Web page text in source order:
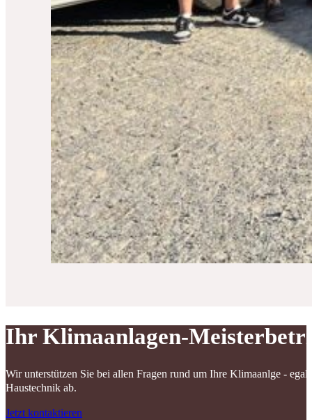
Ihr Klimaanlagen-
Wir unterstützen Sie bei allen Fragen rund um Ihre Klimaanlge -
Haustechnik ab.
Jetzt kontaktieren